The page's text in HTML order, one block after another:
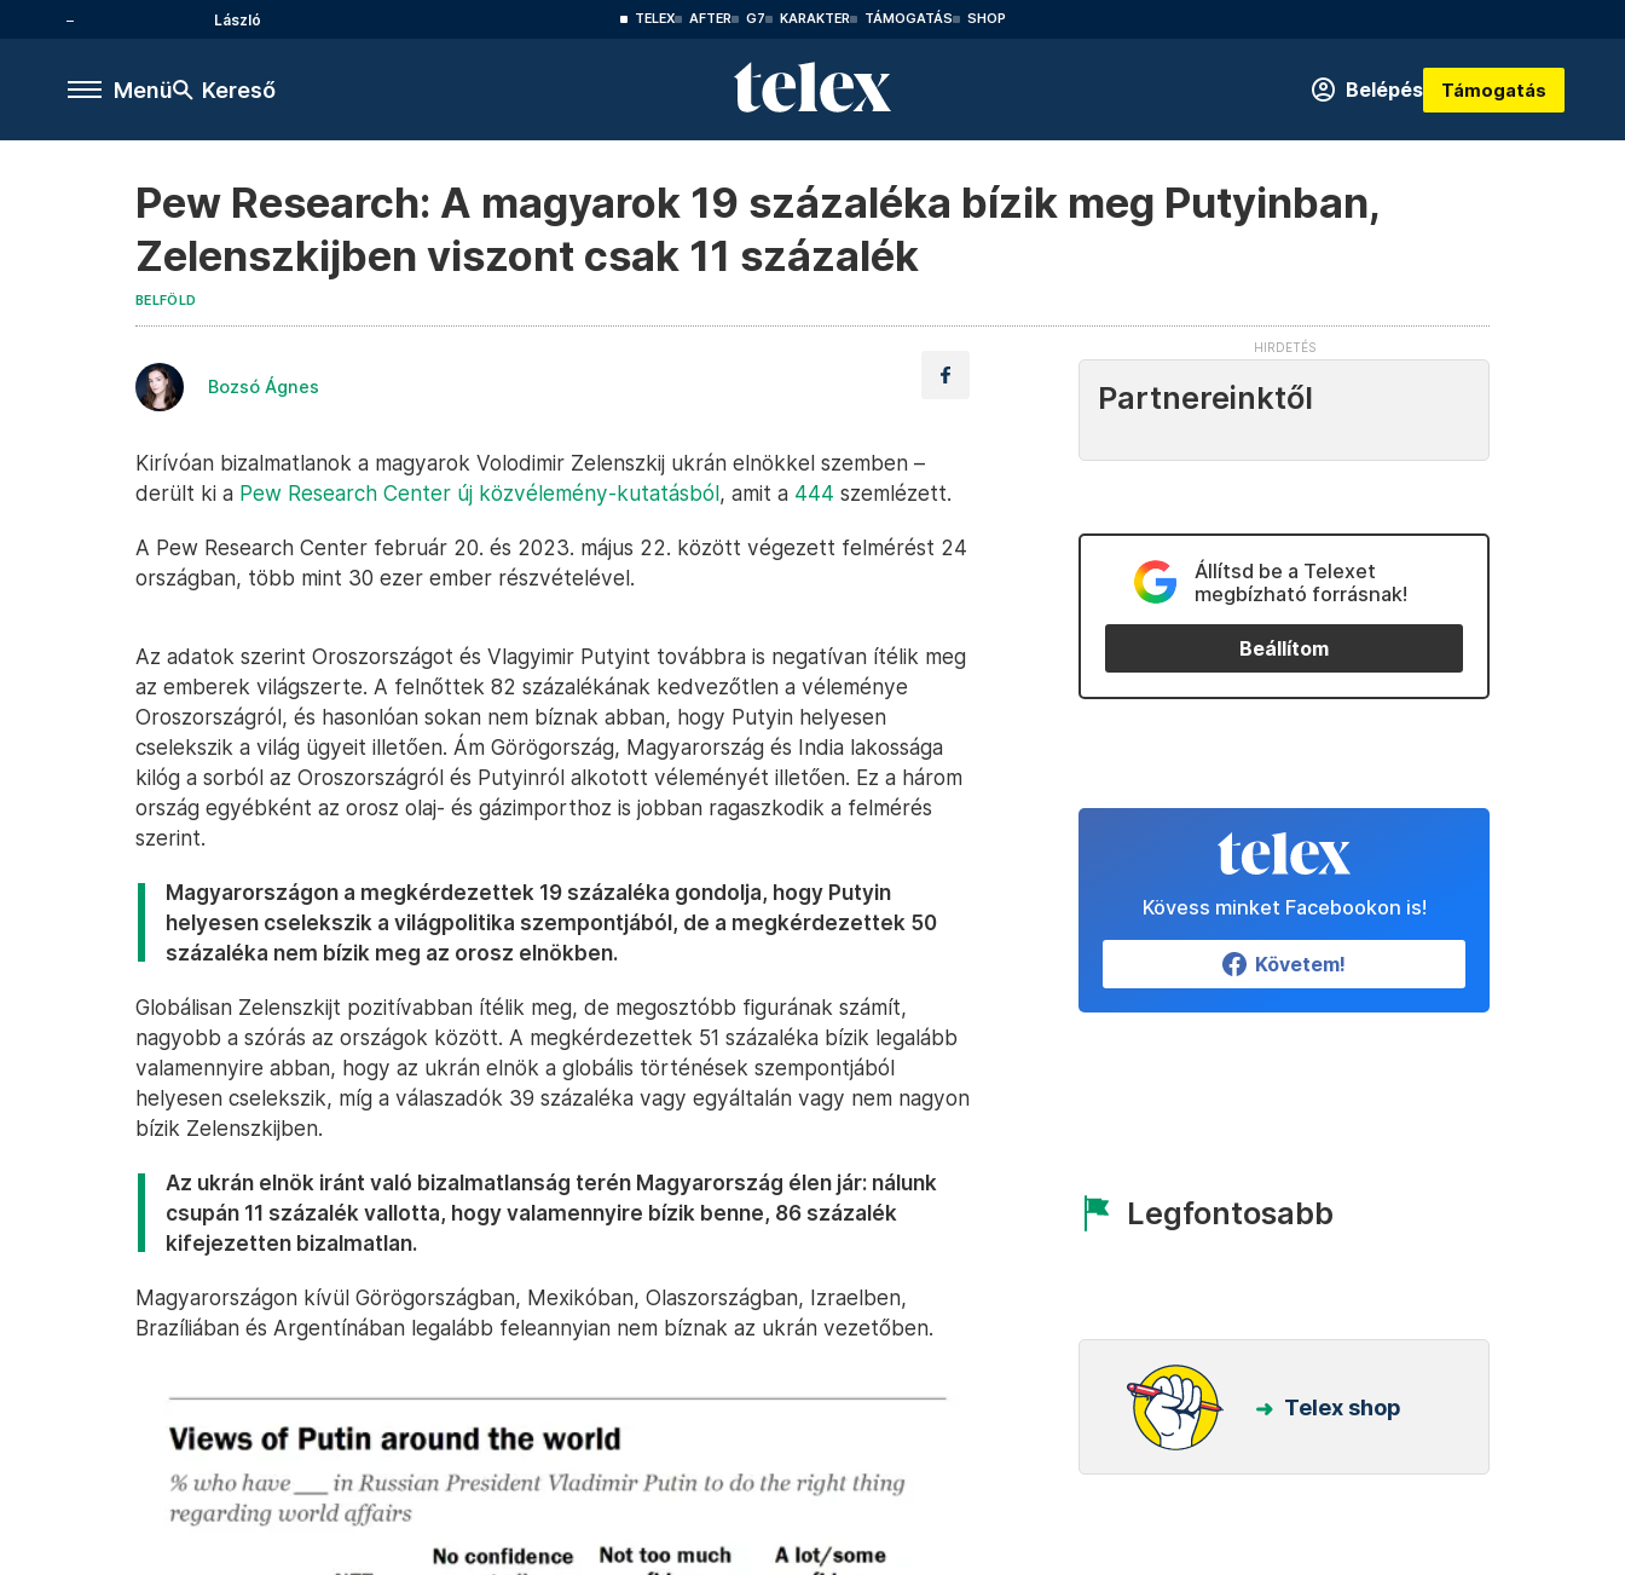
László TELEX AFTER G7 KARAKTER TÁMOGATÁS SHOP
Menü Kereső Belépés Támogatás
Pew Research: A magyarok 19 százaléka bízik meg Putyinban,
Zelenszkijben viszont csak 11 százalék
BELFÖLD
Bozsó Ágnes
Kirívóan bizalmatlanok a magyarok Volodimir Zelenszkij ukrán elnökkel szemben –
derült ki a Pew Research Center új közvélemény-kutatásból, amit a 444 szemlézett.
A Pew Research Center február 20. és 2023. május 22. között végezett felmérést 24
országban, több mint 30 ezer ember részvételével.
Az adatok szerint Oroszországot és Vlagyimir Putyint továbbra is negatívan ítélik meg
az emberek világszerte. A felnőttek 82 százalékának kedvezőtlen a véleménye
Oroszországról, és hasonlóan sokan nem bíznak abban, hogy Putyin helyesen
cselekszik a világ ügyeit illetően. Ám Görögország, Magyarország és India lakossága
kilóg a sorból az Oroszországról és Putyinról alkotott véleményét illetően. Ez a három
ország egyébként az orosz olaj- és gázimporthoz is jobban ragaszkodik a felmérés
szerint.
Magyarországon a megkérdezettek 19 százaléka gondolja, hogy Putyin
helyesen cselekszik a világpolitika szempontjából, de a megkérdezettek 50
százaléka nem bízik meg az orosz elnökben.
Globálisan Zelenszkijt pozitívabban ítélik meg, de megosztóbb figurának számít,
nagyobb a szórás az országok között. A megkérdezettek 51 százaléka bízik legalább
valamennyire abban, hogy az ukrán elnök a globális történések szempontjából
helyesen cselekszik, míg a válaszadók 39 százaléka vagy egyáltalán vagy nem nagyon
bízik Zelenszkijben.
Az ukrán elnök iránt való bizalmatlanság terén Magyarország élen jár: nálunk
csupán 11 százalék vallotta, hogy valamennyire bízik benne, 86 százalék
kifejezetten bizalmatlan.
Magyarországon kívül Görögországban, Mexikóban, Olaszországban, Izraelben,
Brazíliában és Argentínában legalább feleannyian nem bíznak az ukrán vezetőben.
Partnereinktől
Állítsd be a Telexet
megbízható forrásnak!
Beállítom
Kövess minket Facebookon is!
Követem!
Legfontosabb
Telex shop